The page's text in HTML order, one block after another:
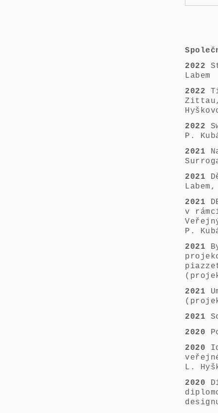
2022
Labem
2022
Zittau,
2022
P.
2021
2021
2021
v
P.
2021
2021
2021
2020
2020
L.
2020